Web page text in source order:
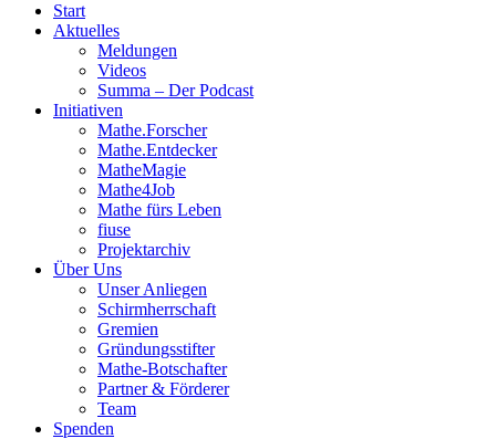
Start
Aktuelles
Meldungen
Videos
Summa – Der Podcast
Initiativen
Mathe.Forscher
Mathe.Entdecker
MatheMagie
Mathe4Job
Mathe fürs Leben
fiuse
Projektarchiv
Über Uns
Unser Anliegen
Schirmherrschaft
Gremien
Gründungsstifter
Mathe-Botschafter
Partner & Förderer
Team
Spenden